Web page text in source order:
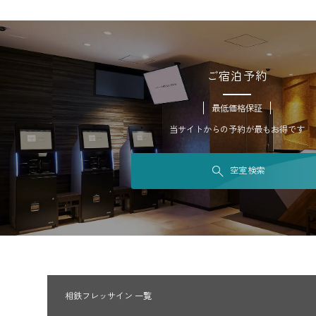
ご宿泊予約
最低価格保証
当サイトからの予約が最もお得です
空室検索
相鉄フレッサイン 一覧